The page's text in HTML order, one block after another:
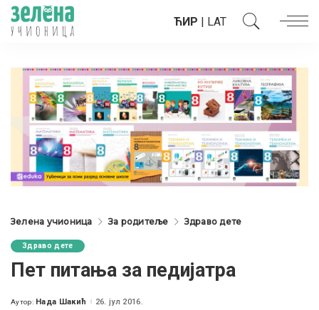
ЋИР | LAT
Зелена учионица За родитеље Здраво дете
Здраво дете
Пет питања за педијатра
Posted
Аутор: Нада Шакић 26. јул 2016.